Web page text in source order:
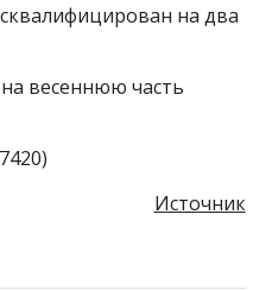
на два
весеннюю часть
Источник